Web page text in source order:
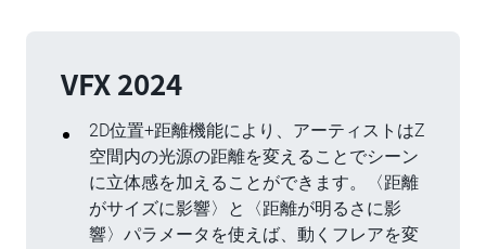
VFX 2024
2D位置+距離機能により、アーティストはZ
空間内の光源の距離を変えることでシーン
に立体感を加えることができます。〈距離
がサイズに影響〉と〈距離が明るさに影
響〉パラメータを使えば、動くフレアを変